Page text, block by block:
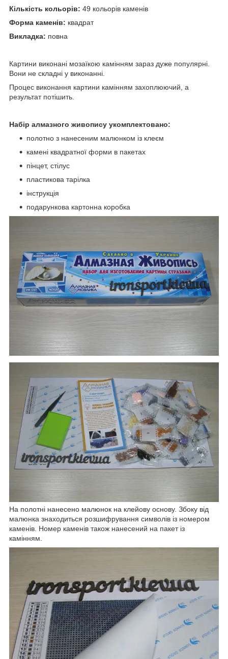
Кількість кольорів: 49 кольорів каменів
Форма каменів: квадрат
Викладка: повна
Картини виконані мозаїкою камінням зараз дуже популярні.
Вони не складні у виконанні.
Процес виконання картини камінням захоплюючий, а
результат потішить.
Набір алмазного живопису укомплектовано:
полотно з нанесеним малюнком із клеєм
камені квадратної форми в пакетах
пінцет, стілус
пластикова тарілка
інструкція
подарункова картонна коробка
На полотні нанесено малюнок на клейову основу. Збоку від
малюнка знаходиться розшифрування символів із номером
каменів. Номер каменів також нанесений на пакет із
камінням.